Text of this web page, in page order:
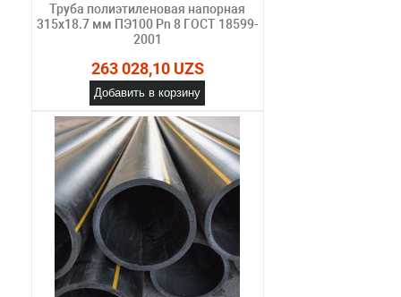
Труба полиэтиленовая напорная
315х18.7 мм ПЭ100 Pn 8 ГОСТ 18599-
2001
263 028,10 UZS
Добавить в корзину